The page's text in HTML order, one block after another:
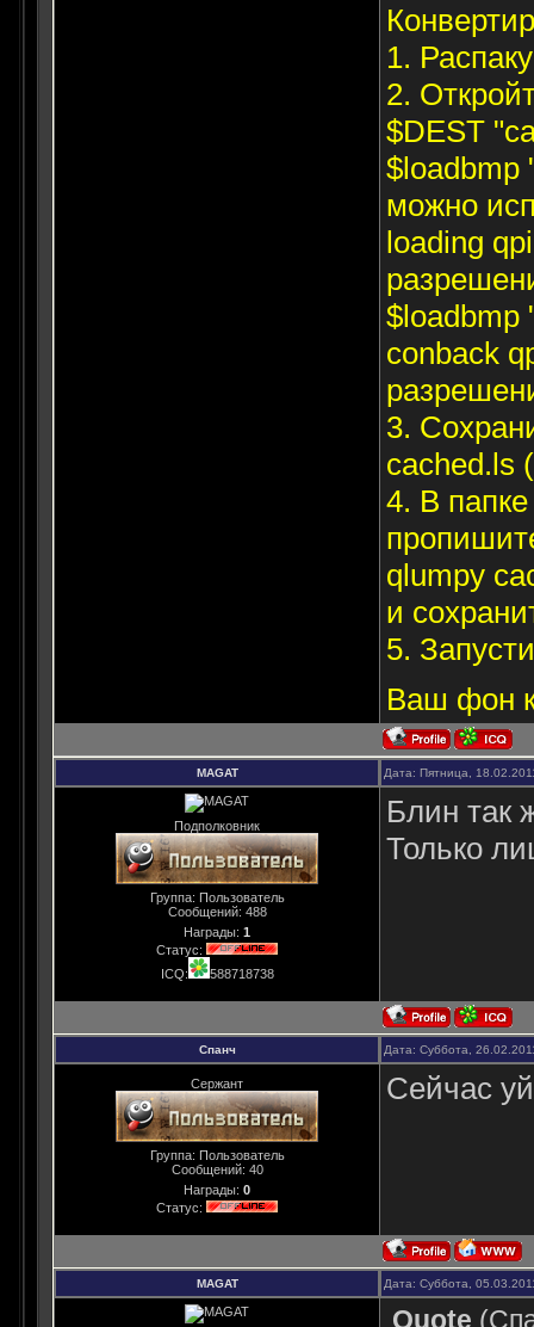
1.
2.
$DEST
$loadbmp
можно
loading
$loadbmp
conback
3.
cached.ls
4. В
qlumpy
и
5.
Ваш фон
MAGAT Дата: Пятница,
Подполковник
Группа: Пользователь
Сообщений: 488
Награды: 1
Статус:
ICQ:
588718738
Блин так
Только
Спанч Дата: Суббота,
Сержант
Группа: Пользователь
Сообщений: 40
Награды: 0
Статус:
Сейчас
MAGAT Дата: Суббота,
Quote (